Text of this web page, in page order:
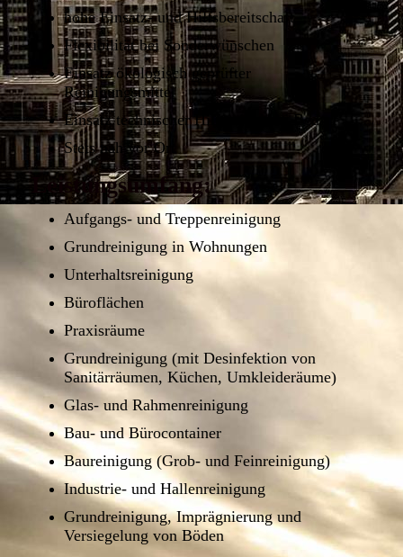
hohe Einsatz- und Hilfsbereitschaft
Flexibilität bei Sonderwünschen
Einsatz ökologisch geprüfter
Reinigungsmittel
Einsatz technischer Hilfsmittel bei Bedarf
Stets nah vor Ort
Leistungsumfang:
Aufgangs- und Treppenreinigung
Grundreinigung in Wohnungen
Unterhaltsreinigung
Büroflächen
Praxisräume
Grundreinigung (mit Desinfektion von
Sanitärräumen, Küchen, Umkleideräume)
Glas- und Rahmenreinigung
Bau- und Bürocontainer
Baureinigung (Grob- und Feinreinigung)
Industrie- und Hallenreinigung
Grundreinigung, Imprägnierung und
Versiegelung von Böden